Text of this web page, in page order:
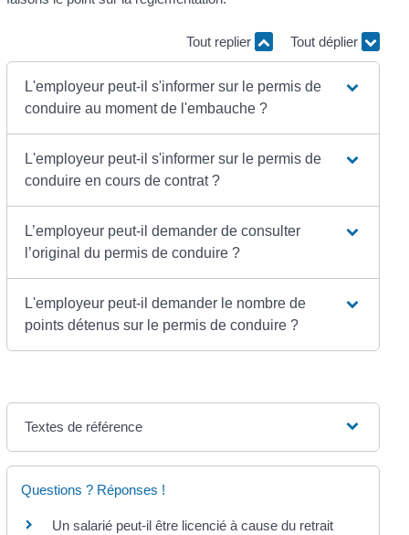
Tout replier Tout déplier
L'employeur peut-il s'informer sur le permis de
conduire au moment de l'embauche ?
L'employeur peut-il s'informer sur le permis de
conduire en cours de contrat ?
L’employeur peut-il demander de consulter
l’original du permis de conduire ?
L'employeur peut-il demander le nombre de
points détenus sur le permis de conduire ?
Textes de référence
Questions ? Réponses !
Un salarié peut-il être licencié à cause du retrait